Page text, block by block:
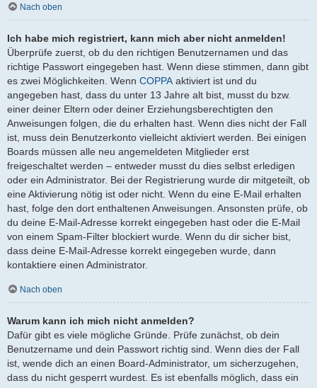
Nach oben
Ich habe mich registriert, kann mich aber nicht anmelden!
Überprüfe zuerst, ob du den richtigen Benutzernamen und das
richtige Passwort eingegeben hast. Wenn diese stimmen, dann gibt
es zwei Möglichkeiten. Wenn COPPA aktiviert ist und du
angegeben hast, dass du unter 13 Jahre alt bist, musst du bzw.
einer deiner Eltern oder deiner Erziehungsberechtigten den
Anweisungen folgen, die du erhalten hast. Wenn dies nicht der Fall
ist, muss dein Benutzerkonto vielleicht aktiviert werden. Bei einigen
Boards müssen alle neu angemeldeten Mitglieder erst
freigeschaltet werden – entweder musst du dies selbst erledigen
oder ein Administrator. Bei der Registrierung wurde dir mitgeteilt, ob
eine Aktivierung nötig ist oder nicht. Wenn du eine E-Mail erhalten
hast, folge den dort enthaltenen Anweisungen. Ansonsten prüfe, ob
du deine E-Mail-Adresse korrekt eingegeben hast oder die E-Mail
von einem Spam-Filter blockiert wurde. Wenn du dir sicher bist,
dass deine E-Mail-Adresse korrekt eingegeben wurde, dann
kontaktiere einen Administrator.
Nach oben
Warum kann ich mich nicht anmelden?
Dafür gibt es viele mögliche Gründe. Prüfe zunächst, ob dein
Benutzername und dein Passwort richtig sind. Wenn dies der Fall
ist, wende dich an einen Board-Administrator, um sicherzugehen,
dass du nicht gesperrt wurdest. Es ist ebenfalls möglich, dass ein